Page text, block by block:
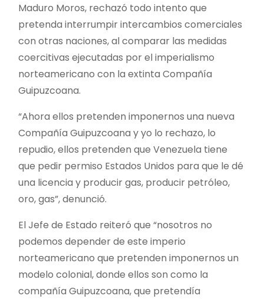
Maduro Moros, rechazó todo intento que
pretenda interrumpir intercambios comerciales
con otras naciones, al comparar las medidas
coercitivas ejecutadas por el imperialismo
norteamericano con la extinta Compañía
Guipuzcoana.
“Ahora ellos pretenden imponernos una nueva
Compañía Guipuzcoana y yo lo rechazo, lo
repudio, ellos pretenden que Venezuela tiene
que pedir permiso Estados Unidos para que le dé
una licencia y producir gas, producir petróleo,
oro, gas”, denunció.
El Jefe de Estado reiteró que “nosotros no
podemos depender de este imperio
norteamericano que pretenden imponernos un
modelo colonial, donde ellos son como la
compañía Guipuzcoana, que pretendía